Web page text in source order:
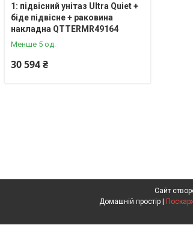
1: підвісний унітаз Ultra Quiet +
біде підвісне + раковина
накладна QTTERMR49164
Менше 5 од.
30 594 ₴
Сайт
Домашній простір |